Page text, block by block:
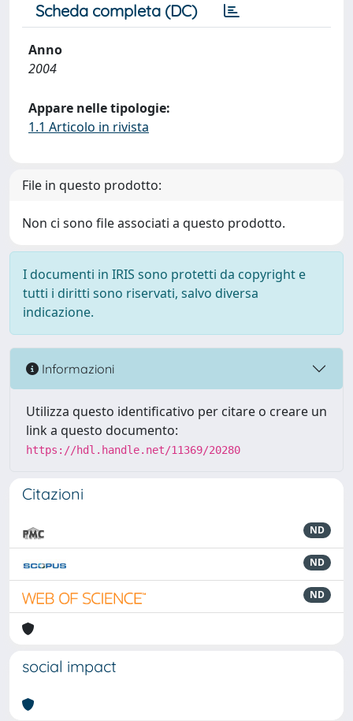
Scheda completa (DC)
Anno
2004
Appare nelle tipologie:
1.1 Articolo in rivista
File in questo prodotto:
Non ci sono file associati a questo prodotto.
I documenti in IRIS sono protetti da copyright e
tutti i diritti sono riservati, salvo diversa
indicazione.
Informazioni
Utilizza questo identificativo per citare o creare un
link a questo documento:
https://hdl.handle.net/11369/20280
Citazioni
ND
ND
ND
social impact